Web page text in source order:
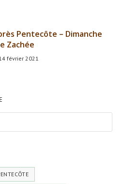
Pentecôte – Dimanche
Zachée
février 2021